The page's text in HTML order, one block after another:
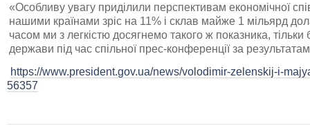
«Особливу увагу приділили перспективам економічної
нашими країнами зріс на 11% і склав майже 1 мільярд
часом ми з легкістю досягнемо такого ж показника,
держави під час спільної прес-конференції за
https://www.president.gov.ua/news/volodimir-zelenskij-i-
56357